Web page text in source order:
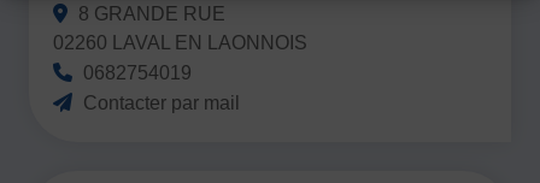
8 GRANDE RUE
02260 LAVAL EN LAONNOIS
0682754019
Contacter par mail
Défaut
Images